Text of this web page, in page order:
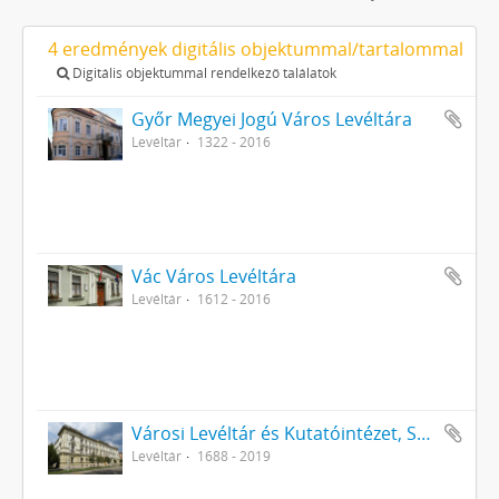
4 eredmények digitális objektummal/tartalommal
Digitális objektummal rendelkező találatok
Győr Megyei Jogú Város Levéltára
Levéltár 1322 - 2016
Vác Város Levéltára
Levéltár 1612 - 2016
Városi Levéltár és Kutatóintézet, Székesfehérvár
Levéltár 1688 - 2019